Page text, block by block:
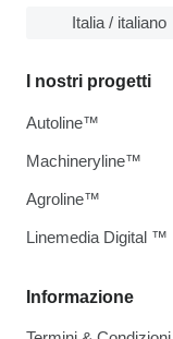
Italia / italiano
Informazione
I nostri progetti
Autoline™
Machineryline™
Agroline™
Linemedia Digital ™